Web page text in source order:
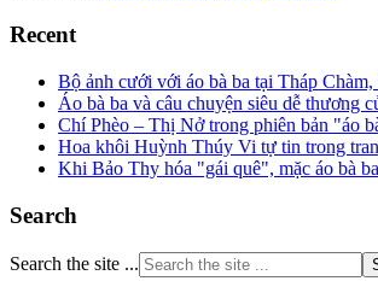
Recent
Bộ ảnh cưới với áo bà ba tại Tháp
Áo bà ba và câu chuyện siêu dễ thương
Chí Phèo – Thị Nở trong phiên bản "áo
Hoa khôi Huỳnh Thúy Vi tự tin trong
Khi Bảo Thy hóa "gái quê", mặc áo bà
Search
Search the site ...